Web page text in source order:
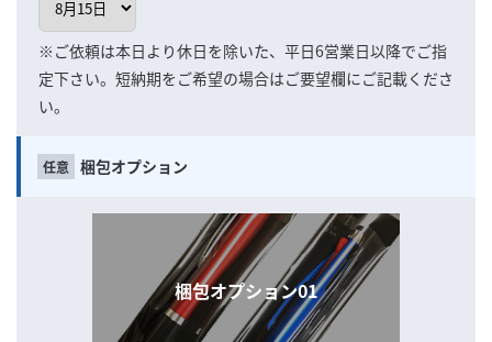
※ご依頼は本日より休日を除いた、平日6営業日以降でご指
定下さい。短納期をご希望の場合はご要望欄にご記載くださ
い。
梱包オプション
梱包オプション01